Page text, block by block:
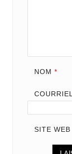
NOM *
COURRIEL
SITE WEB